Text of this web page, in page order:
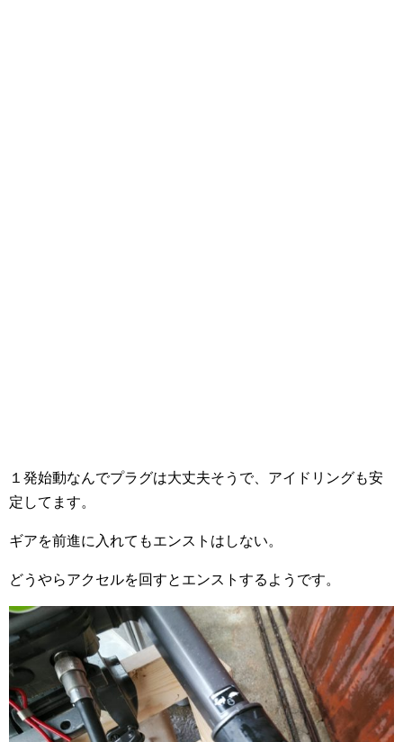
１発始動なんでプラグは大丈夫そうで、アイドリングも安
定してます。
ギアを前進に入れてもエンストはしない。
どうやらアクセルを回すとエンストするようです。